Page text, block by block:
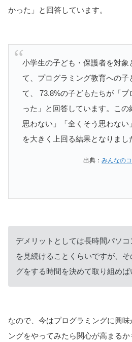
かった」と回答しています。
小学生の子ども・保護者を対象
て、プログラミング教育への子
て、 73.8%の子どもたちが「
った」と回答しています。この
思わない」「全くそう思わない
を大きく上回る結果となりまし
出典： みんなの
デメリットとしては長時間パソ
を見続けることくらいですが、
グをする時間を決めて取り組めば
なので、今はプログラミングに興味
ングをやってみたら関心が高まるか